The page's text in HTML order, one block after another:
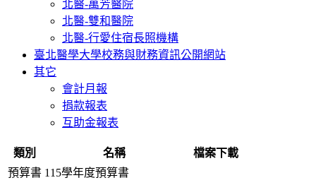
北醫-萬芳醫院
北醫-雙和醫院
北醫-行愛住宿長照機構
臺北醫學大學校務與財務資訊公開網站
其它
會計月報
捐款報表
互助金報表
類別 名稱
檔案下載
預算書 115學年度預算書